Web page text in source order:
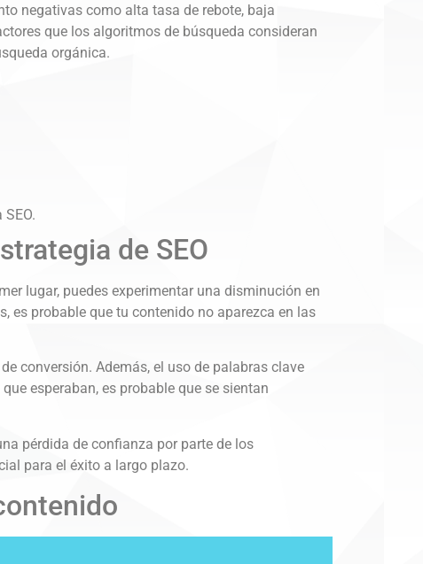
negativas como alta tasa de rebote, baja
que los algoritmos de búsqueda consideran
orgánica.
de SEO
lugar, puedes experimentar una disminución en
es probable que tu contenido no aparezca en las
conversión. Además, el uso de palabras clave
esperaban, es probable que se sientan
pérdida de confianza por parte de los
para el éxito a largo plazo.